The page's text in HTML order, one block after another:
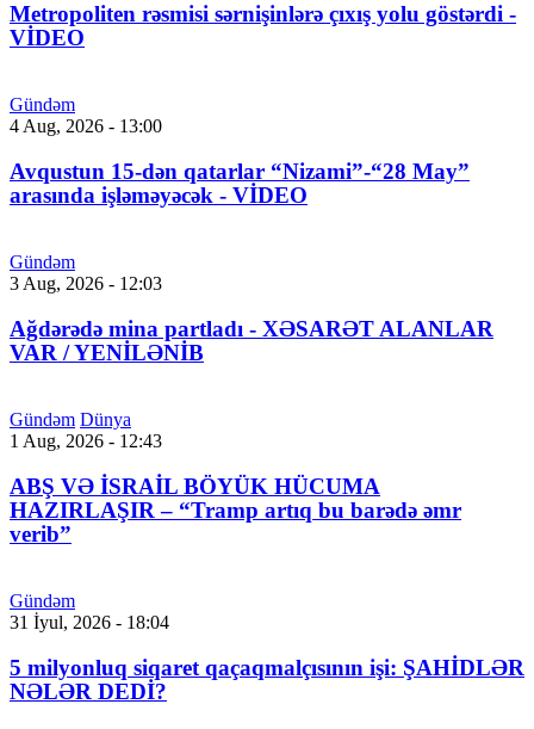
Metropoliten rəsmisi sərnişinlərə çıxış yolu göstərdi -
VİDEO
Gündəm
4 Aug, 2026 - 13:00
Avqustun 15-dən qatarlar “Nizami”-“28 May”
arasında işləməyəcək - VİDEO
Gündəm
3 Aug, 2026 - 12:03
Ağdərədə mina partladı - XƏSARƏT ALANLAR
VAR / YENİLƏNİB
Gündəm Dünya
1 Aug, 2026 - 12:43
ABŞ VƏ İSRAİL BÖYÜK HÜCUMA
HAZIRLAŞIR – “Tramp artıq bu barədə əmr
verib”
Gündəm
31 İyul, 2026 - 18:04
5 milyonluq siqaret qaçaqmalçısının işi: ŞAHİDLƏR
NƏLƏR DEDİ?